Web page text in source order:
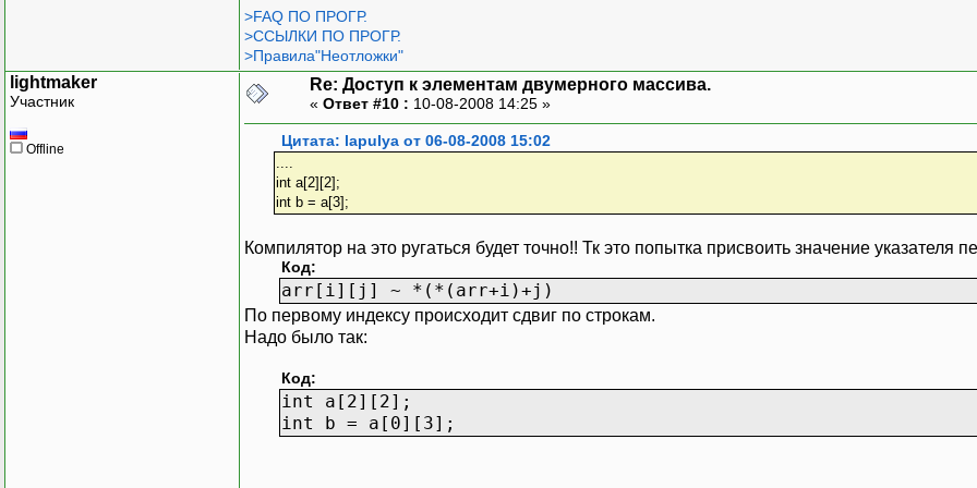
>FAQ ПО ПРОГР.
>ССЫЛКИ ПО ПРОГР.
>Правила"Неотложки"
lightmaker
Участник
Offline
Re: Доступ к элементам двумерного массива.
« Ответ #10 : 10-08-2008 14:25 »
Цитата: lapulya от 06-08-2008 15:02
int a[2][2];
int b = a[3];
Компилятор на это ругаться будет точно!! Тк это попытка присвоить значение указателя
Код:
arr[i][j] ~ *(*(arr+i)+j)
По первому индексу происходит сдвиг по строкам.
Надо было так:
Код:
int a[2][2];
int b = a[0][3];